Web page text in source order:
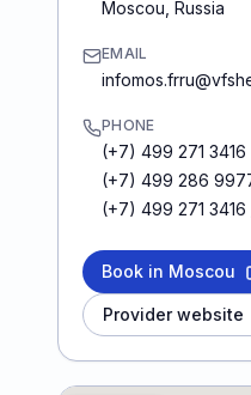
Moscou Russia
EMAIL
PHONE
(+7) 499 271 3416
(+7) 499 286
(+7) 499 271
Book in Moscou
Provider website